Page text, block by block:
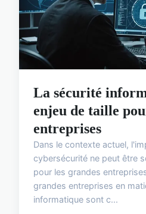
La sécurité
enjeu de taille
entreprises
Dans le contexte actuel,
cybersécurité ne peut être
pour les grandes
grandes entreprises en
informatique sont c...